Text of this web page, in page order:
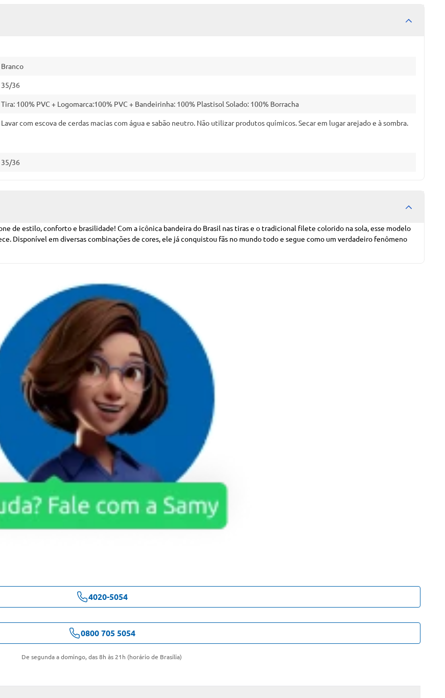
Branco
35/36
Tira: 100% PVC + Logomarca:100% PVC + Bandeirinha: 100% Plastisol Solado: 100% Borracha
Lavar com escova de cerdas macias com água e sabão neutro. Não utilizar produtos químicos. Secar em lugar arejado e à sombra.
35/36
de estilo, conforto e brasilidade! Com a icônica bandeira do Brasil nas tiras e o tradicional filete colorido na sola, esse modelo
Disponível em diversas combinações de cores, ele já conquistou fãs no mundo todo e segue como um verdadeiro fenômeno
4020-5054
0800 705 5054
De segunda a domingo, das 8h às 21h (horário de Brasília)